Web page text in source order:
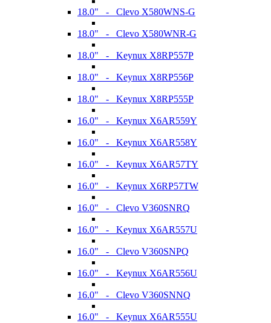
18.0" - Clevo X580WNS-G
18.0" - Clevo X580WNR-G
18.0" - Keynux X8RP557P
18.0" - Keynux X8RP556P
18.0" - Keynux X8RP555P
16.0" - Keynux X6AR559Y
16.0" - Keynux X6AR558Y
16.0" - Keynux X6AR57TY
16.0" - Keynux X6RP57TW
16.0" - Clevo V360SNRQ
16.0" - Keynux X6AR557U
16.0" - Clevo V360SNPQ
16.0" - Keynux X6AR556U
16.0" - Clevo V360SNNQ
16.0" - Keynux X6AR555U